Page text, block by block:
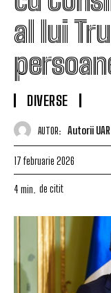
al lui
DIVERSE
AUTOR: Autorii
17 februarie 2026
4 min. de citit